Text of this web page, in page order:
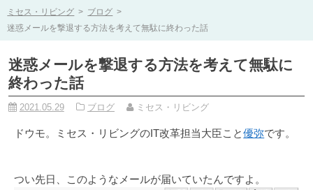
ミセス・リビング > ブログ >
迷惑メールを撃退する方法を考えて無駄に終わった話
迷惑メールを撃退する方法を考えて無駄に
終わった話
2021.05.29 ブログ ミセス・リビング
ドウモ。ミセス・リビングのIT改革担当大臣こと優弥です。
つい先日、このようなメールが届いていたんですよ。